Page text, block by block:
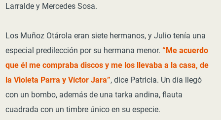
Larralde y Mercedes Sosa.
Los Muñoz Otárola eran siete hermanos, y Julio tenía una
especial predilección por su hermana menor.“Me acuerdo
que él me compraba discos y me los llevaba a la casa, de
la Violeta Parra y Víctor Jara”, dice Patricia. Un día llegó
con un bombo, además de una tarka andina, flauta
cuadrada con un timbre único en su especie.